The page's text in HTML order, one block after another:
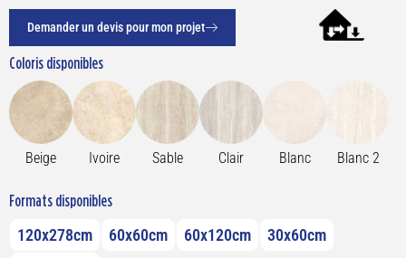
Demander un devis pour mon projet
Coloris disponibles
Beige Ivoire Sable Clair Blanc Blanc 2
Formats disponibles
120x278cm
60x60cm 60x120cm
30x60cm